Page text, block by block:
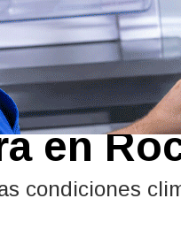
en
condiciones